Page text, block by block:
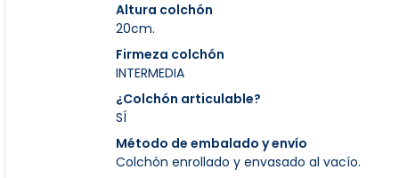
Altura colchón
20cm.
Firmeza colchón
INTERMEDIA
¿Colchón articulable?
SÍ
Método de embalado y envío
Colchón enrollado y envasado al vacío.